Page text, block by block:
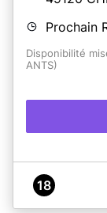
Prochain
Disponibilité
ANTS)
18